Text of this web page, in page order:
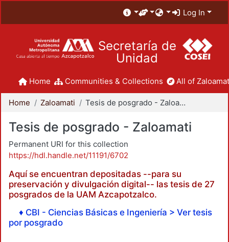
Log In
Secretaría de
Unidad
Home Communities & Collections All of
Home Zaloamati Tesis de posgrado - Zaloamati
Tesis de posgrado - Zaloamati
Permanent URI for this collection
https://hdl.handle.net/11191/6702
Aquí se encuentran depositadas --para su
preservación y divulgación digital-- las tesis de 27
posgrados de la UAM Azcapotzalco.
♦ CBI - Ciencias Básicas e Ingeniería > Ver tesis
por posgrado